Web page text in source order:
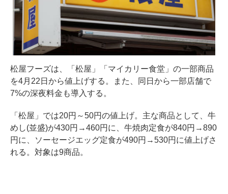
松屋フーズは、「松屋」「マイカリー食堂」の一部商品
を4月22日から値上げする。また、同日から一部店舗で
7%の深夜料金も導入する。
「松屋」では20円～50円の値上げ。主な商品として、牛
めし(並盛)が430円→460円に、牛焼肉定食が840円→890
円に、ソーセージエッグ定食が490円→530円に値上げさ
れる。対象は9商品。